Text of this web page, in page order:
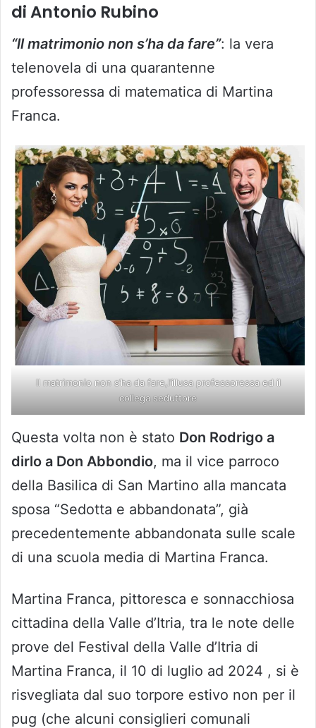
di Antonio Rubino
“ll matrimonio non s’ha da fare”: la vera
telenovela di una quarantenne
professoressa di matematica di Martina
Franca.
ll matrimonio non s’ha da fare,l’illusa professoressa ed il
collega seduttore
Questa volta non è stato Don Rodrigo a
dirlo a Don Abbondio, ma il vice parroco
della Basilica di San Martino alla mancata
sposa “Sedotta e abbandonata”, già
precedentemente abbandonata sulle scale
di una scuola media di Martina Franca.
Martina Franca, pittoresca e sonnacchiosa
cittadina della Valle d’Itria, tra le note delle
prove del Festival della Valle d’Itria di
Martina Franca, il 10 di luglio ad 2024 , si è
risvegliata dal suo torpore estivo non per il
pug (che alcuni consiglieri comunali